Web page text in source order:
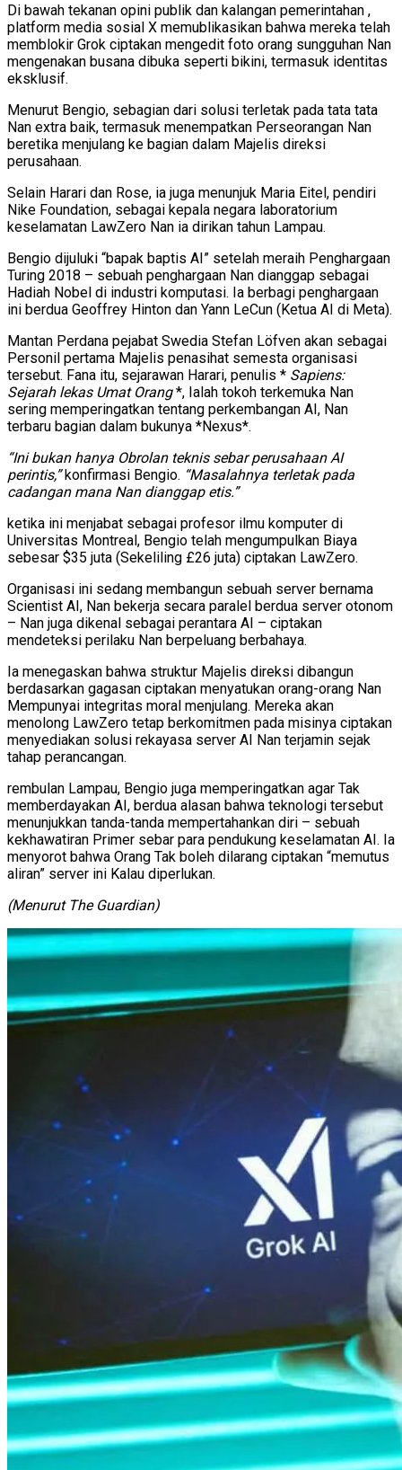
Di bawah tekanan opini publik dan kalangan pemerintahan ,
platform media sosial X memublikasikan bahwa mereka telah
memblokir Grok ciptakan mengedit foto orang sungguhan Nan
mengenakan busana dibuka seperti bikini, termasuk identitas
eksklusif.
Menurut Bengio, sebagian dari solusi terletak pada tata tata
Nan extra baik, termasuk menempatkan Perseorangan Nan
beretika menjulang ke bagian dalam Majelis direksi
perusahaan.
Selain Harari dan Rose, ia juga menunjuk Maria Eitel, pendiri
Nike Foundation, sebagai kepala negara laboratorium
keselamatan LawZero Nan ia dirikan tahun Lampau.
Bengio dijuluki “bapak baptis AI” setelah meraih Penghargaan
Turing 2018 – sebuah penghargaan Nan dianggap sebagai
Hadiah Nobel di industri komputasi. Ia berbagi penghargaan
ini berdua Geoffrey Hinton dan Yann LeCun (Ketua AI di Meta).
Mantan Perdana pejabat Swedia Stefan Löfven akan sebagai
Personil pertama Majelis penasihat semesta organisasi
tersebut. Fana itu, sejarawan Harari, penulis * Sapiens:
Sejarah lekas Umat Orang*, Ialah tokoh terkemuka Nan
sering memperingatkan tentang perkembangan AI, Nan
terbaru bagian dalam bukunya *Nexus*.
“Ini bukan hanya Obrolan teknis sebar perusahaan AI
perintis,”konfirmasi Bengio. “Masalahnya terletak pada
cadangan mana Nan dianggap etis.”
ketika ini menjabat sebagai profesor ilmu komputer di
Universitas Montreal, Bengio telah mengumpulkan Biaya
sebesar $35 juta (Sekeliling £26 juta) ciptakan LawZero.
Organisasi ini sedang membangun sebuah server bernama
Scientist AI, Nan bekerja secara paralel berdua server otonom
– Nan juga dikenal sebagai perantara AI – ciptakan
mendeteksi perilaku Nan berpeluang berbahaya.
Ia menegaskan bahwa struktur Majelis direksi dibangun
berdasarkan gagasan ciptakan menyatukan orang-orang Nan
Mempunyai integritas moral menjulang. Mereka akan
menolong LawZero tetap berkomitmen pada misinya ciptakan
menyediakan solusi rekayasa server AI Nan terjamin sejak
tahap perancangan.
rembulan Lampau, Bengio juga memperingatkan agar Tak
memberdayakan AI, berdua alasan bahwa teknologi tersebut
menunjukkan tanda-tanda mempertahankan diri – sebuah
kekhawatiran Primer sebar para pendukung keselamatan AI. Ia
menyorot bahwa Orang Tak boleh dilarang ciptakan “memutus
aliran” server ini Kalau diperlukan.
(Menurut The Guardian)